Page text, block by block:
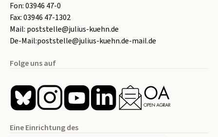
Fon:03946 47-0
Fax:03946 47-1302
Mail: poststelle@julius-kuehn.de
De-Mail:poststelle@julius-kuehn.de-mail.de
Folge uns auf
Eine Einrichtung des